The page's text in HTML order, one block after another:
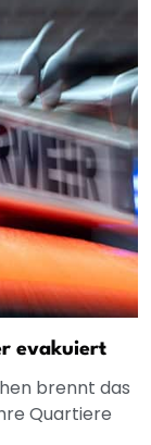
evakuiert
brennt das
Quartiere